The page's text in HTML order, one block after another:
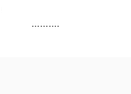
……….